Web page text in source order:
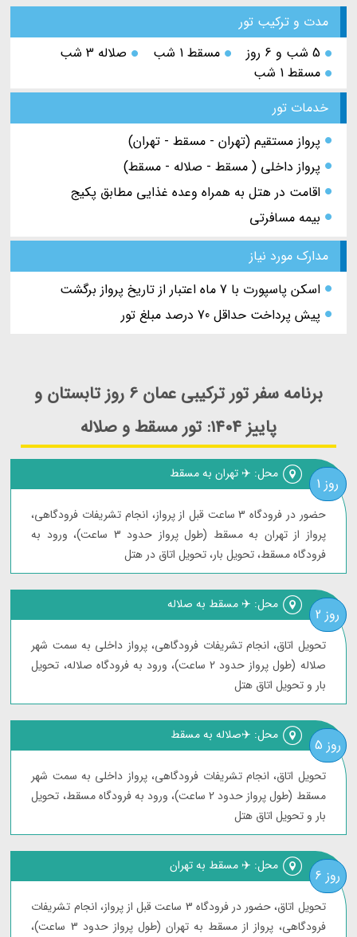
مدت و ترکیب تور
5 شب و 6 روز
مسقط 1 شب
صلاله 3 شب
مسقط 1 شب
خدمات تور
پرواز مستقیم (تهران - مسقط - تهران)
پرواز داخلی ( مسقط - صلاله - مسقط)
اقامت در هتل به همراه وعده غذایی مطابق پکیج
بیمه مسافرتی
مدارک مورد نیاز
اسکن پاسپورت با 7 ماه اعتبار از تاریخ پرواز برگشت
پیش پرداخت حداقل 70 درصد مبلغ تور
برنامه سفر تور ترکیبی عمان 6 روز تابستان و
پاییز 1404: تور مسقط و صلاله
روز 1
محل: ✈️ تهران به مسقط
حضور در فرودگاه 3 ساعت قبل از پرواز، انجام تشریفات فرودگاهی،
پرواز از تهران به مسقط (طول پرواز حدود 3 ساعت)، ورود به
فرودگاه مسقط، تحویل بار، تحویل اتاق در هتل
روز 2
محل: ✈️ مسقط به صلاله
تحویل اتاق، انجام تشریفات فرودگاهی، پرواز داخلی به سمت شهر
صلاله (طول پرواز حدود 2 ساعت)، ورود به فرودگاه صلاله، تحویل
بار و تحویل اتاق هتل
روز 5
محل: ✈️صلاله به مسقط
تحویل اتاق، انجام تشریفات فرودگاهی، پرواز داخلی به سمت شهر
مسقط (طول پرواز حدود 2 ساعت)، ورود به فرودگاه مسقط، تحویل
بار و تحویل اتاق هتل
روز 6
محل: ✈️ مسقط به تهران
تحویل اتاق، حضور در فرودگاه 3 ساعت قبل از پرواز، انجام تشریفات
فرودگاهی، پرواز از مسقط به تهران (طول پرواز حدود 3 ساعت)،